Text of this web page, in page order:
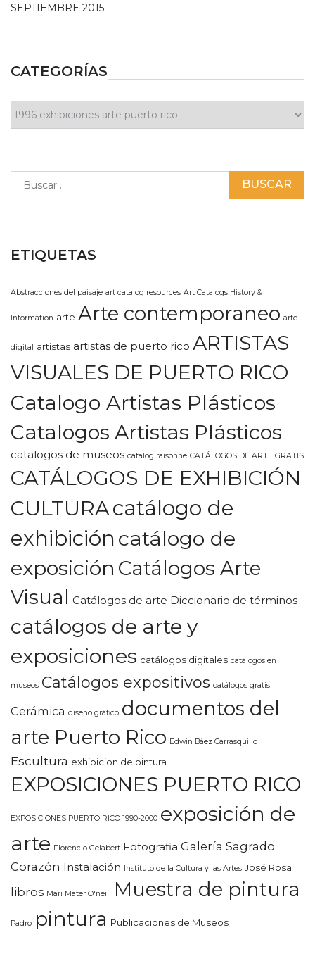
SEPTIEMBRE 2015
CATEGORÍAS
ETIQUETAS
Abstracciones del paisaje art catalog resources Art Catalogs History &
Information arte Arte contemporaneo arte
digital artistas artistas de puerto rico ARTISTAS
VISUALES DE PUERTO RICO
Catalogo Artistas Plásticos
Catalogos Artistas Plásticos
catalogos de museos catalog raisonne CATÁLOGOS DE ARTE GRATIS
CATÁLOGOS DE EXHIBICIÓN
CULTURAcatálogo de
exhibición catálogo de
exposición Catálogos Arte
Visual Catálogos de arte Diccionario de términos
catálogos de arte y
exposiciones catálogos digitales catálogos en
museos Catálogos expositivos catálogos gratis
Cerámica diseño gráfico documentos del
arte Puerto Rico Edwin Báez Carrasquillo
Escultura exhibicion de pintura
EXPOSICIONES PUERTO RICO
EXPOSICIONES PUERTO RICO 1990-2000 exposición de
arte Florencio Gelabert Fotografia Galería Sagrado
Corazón Instalación Instituto de la Cultura y las Artes José Rosa
libros Mari Mater O'neill Muestra de pintura
Padro pintura Publicaciones de Museos